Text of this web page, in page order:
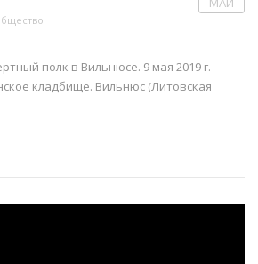
полк в Вильнюсе. 9 мая 2019 г.
кладбище. Вильнюс (Литовская